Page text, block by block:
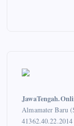
Almamater Baru